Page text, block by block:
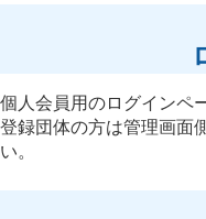
個人会員用のログインペ
登録団体の方は管理画面
い。